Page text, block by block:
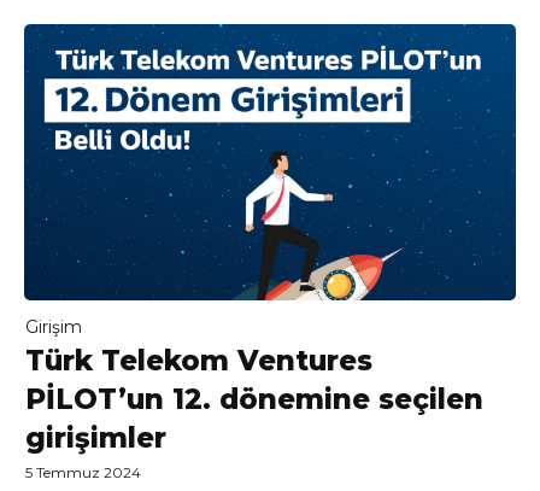
Girişim
Türk Telekom Ventures
PİLOT’un 12. dönemine seçilen
girişimler
5 Temmuz 2024